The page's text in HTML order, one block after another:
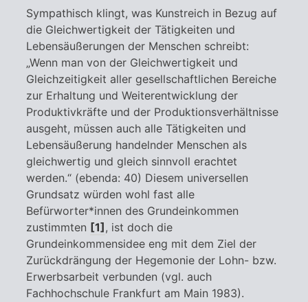
Sympathisch klingt, was Kunstreich in Bezug auf
die Gleichwertigkeit der Tätigkeiten und
Lebensäußerungen der Menschen schreibt:
„Wenn man von der Gleichwertigkeit und
Gleichzeitigkeit aller gesellschaftlichen Bereiche
zur Erhaltung und Weiterentwicklung der
Produktivkräfte und der Produktionsverhältnisse
ausgeht, müssen auch alle Tätigkeiten und
Lebensäußerung handelnder Menschen als
gleichwertig und gleich sinnvoll erachtet
werden.“ (ebenda: 40) Diesem universellen
Grundsatz würden wohl fast alle
Befürworter*innen des Grundeinkommen
zustimmten [1] , ist doch die
Grundeinkommensidee eng mit dem Ziel der
Zurückdrängung der Hegemonie der Lohn- bzw.
Erwerbsarbeit verbunden (vgl. auch
Fachhochschule Frankfurt am Main 1983).